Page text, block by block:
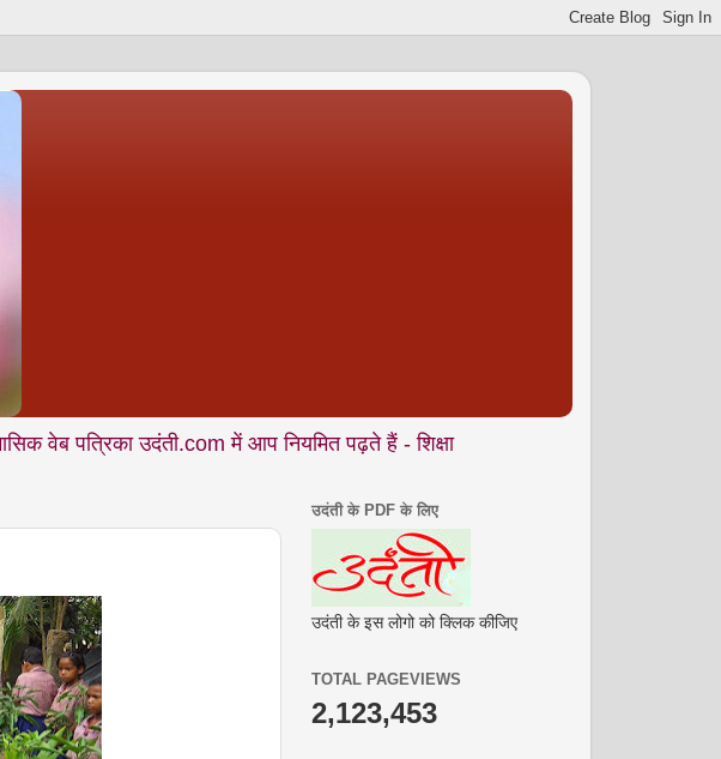
उदंती.com में आप नियमित पढ़ते हैं - शिक्षा • समाज • कला- संस्कृति • पर्यावरण आदि से
उदंती के PDF के लिए
उदंती के इस लोगो को क्लिक कीजिए
TOTAL PAGEVIEWS
2,123,453